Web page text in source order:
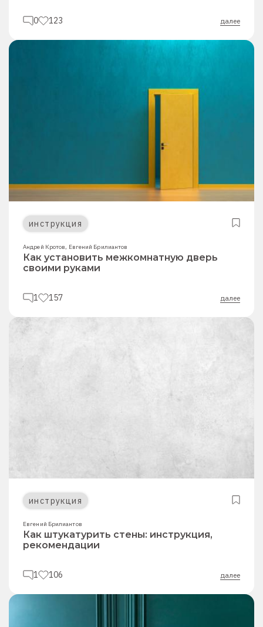
0 123 далее
инструкция
Андрей Кротов, Евгений Брилиантов
Как установить межкомнатную дверь
своими руками
1 157 далее
инструкция
Евгений Брилиантов
Как штукатурить стены: инструкция,
рекомендации
1 106 далее